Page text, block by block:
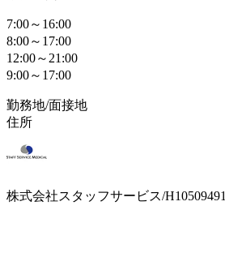
7:00～16:00
8:00～17:00
12:00～21:00
9:00～17:00
勤務地/面接地
住所
株式会社スタッフサービス/H10509491